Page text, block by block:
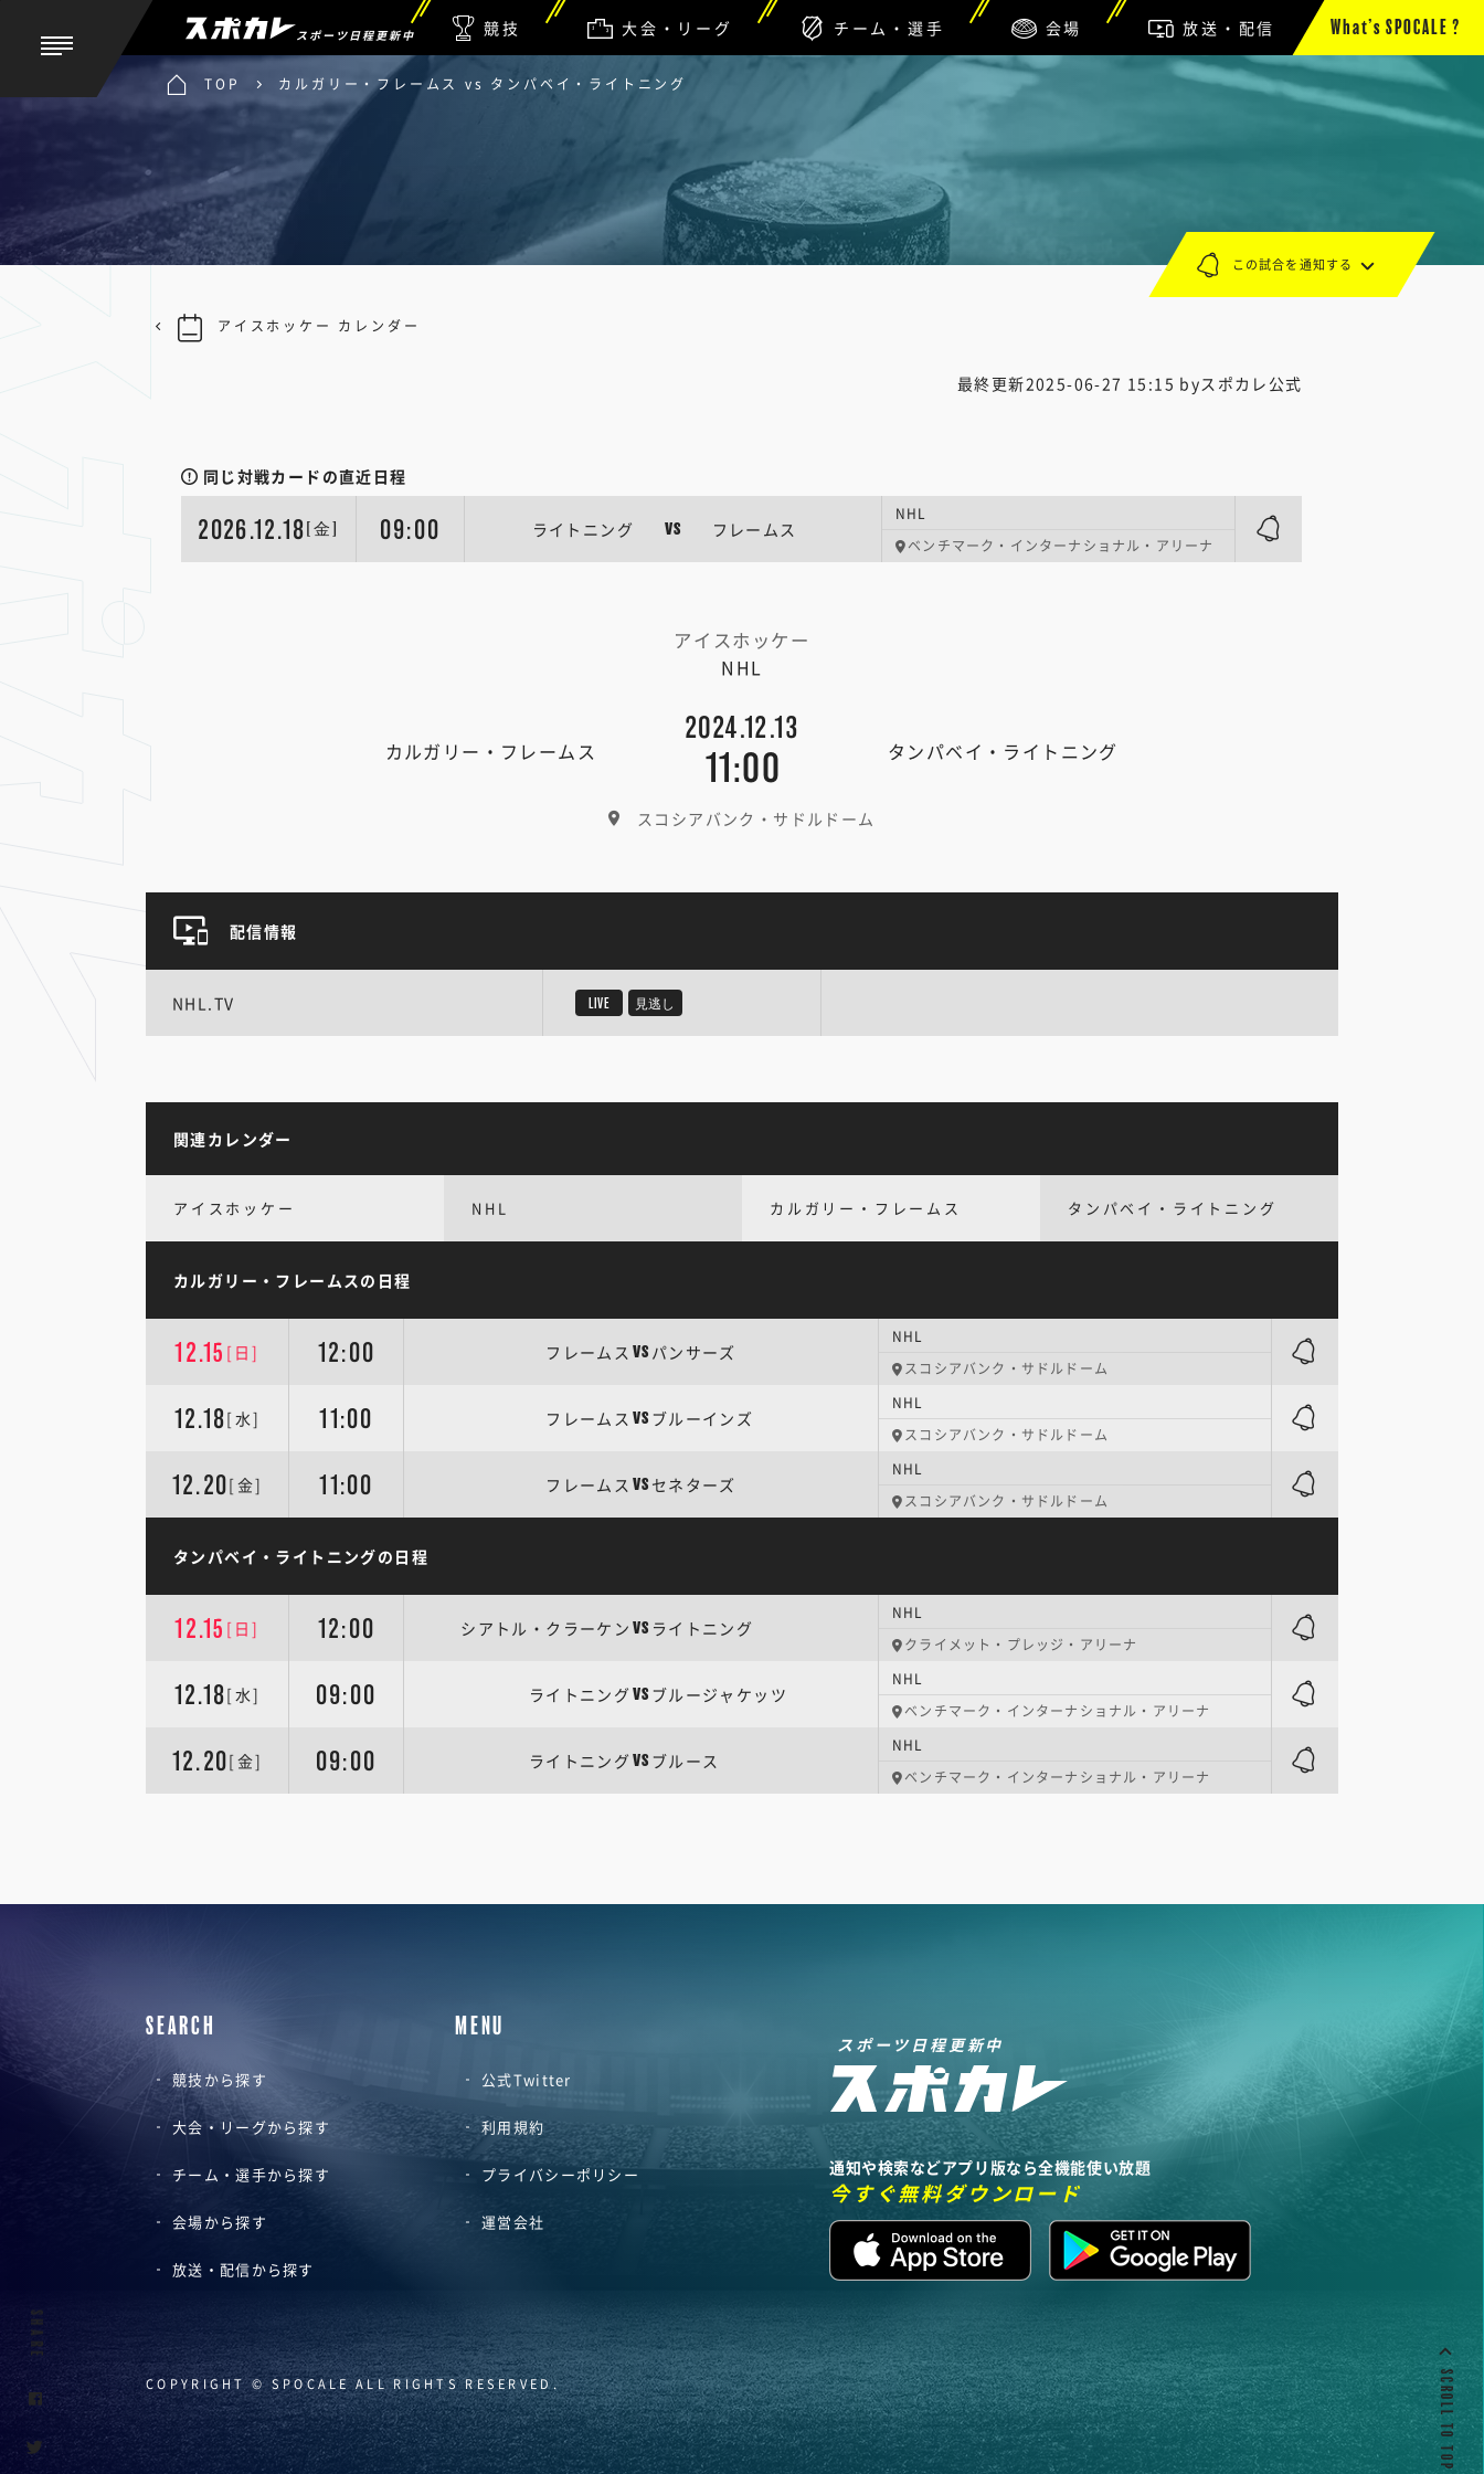
スポーツ日程更新中 競技 大会・リーグ チーム・選手 会場 放送・配信 What’s SPOCALE ?
TOP カルガリー・フレームス vs タンパベイ・ライトニング
最終更新2025-06-27 15:15 byスポカレ公式
同じ対戦カードの直近日程
2026.12.18 [金] 09:00 ライトニング VS フレームス
NHL
ベンチマーク・インターナショナル・アリーナ
アイスホッケー
NHL
カルガリー・フレームス
2024.12.13
11:00 タンパベイ・ライトニング
スコシアバンク・サドルドーム
この試合を通知する
アイスホッケー カレンダー
配信情報
NHL.TV LIVE 見逃し
関連カレンダー
アイスホッケー NHL カルガリー・フレームス タンパベイ・ライトニング
カルガリー・フレームスの日程
12.15 [日] 12:00 フレームス VS パンサーズ
NHL
スコシアバンク・サドルドーム
12.18[水] 11:00 フレームス VS ブルーインズ
NHL
スコシアバンク・サドルドーム
12.20[金] 11:00 フレームス VS セネターズ
NHL
スコシアバンク・サドルドーム
タンパベイ・ライトニングの日程
12.15 [日] 12:00 シアトル・クラーケン VS ライトニング
NHL
クライメット・プレッジ・アリーナ
12.18[水] 09:00 ライトニング VS ブルージャケッツ
NHL
ベンチマーク・インターナショナル・アリーナ
12.20[金] 09:00 ライトニング VS ブルース
NHL
ベンチマーク・インターナショナル・アリーナ
SEARCH
競技から探す
大会・リーグから探す
チーム・選手から探す
会場から探す
放送・配信から探す
MENU
公式Twitter
利用規約
プライバシーポリシー
運営会社
スポーツ日程更新中
通知や検索などアプリ版なら全機能使い放題
今すぐ無料ダウンロード
COPYRIGHT © SPOCALE ALL RIGHTS RESERVED. SCROLL TO TOP
SHARE